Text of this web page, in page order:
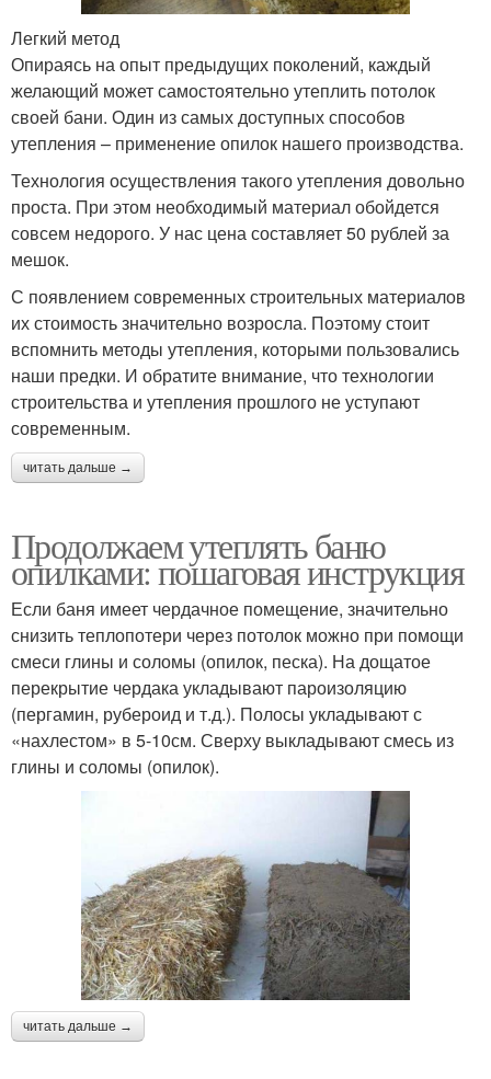
Легкий метод
Опираясь на опыт предыдущих поколений, каждый
желающий может самостоятельно утеплить потолок
своей бани. Один из самых доступных способов
утепления – применение опилок нашего производства.
Технология осуществления такого утепления довольно
проста. При этом необходимый материал обойдется
совсем недорого. У нас цена составляет 50 рублей за
мешок.
С появлением современных строительных материалов
их стоимость значительно возросла. Поэтому стоит
вспомнить методы утепления, которыми пользовались
наши предки. И обратите внимание, что технологии
строительства и утепления прошлого не уступают
современным.
читать дальше →
Продолжаем утеплять баню
опилками: пошаговая инструкция
Если баня имеет чердачное помещение, значительно
снизить теплопотери через потолок можно при помощи
смеси глины и соломы (опилок, песка). На дощатое
перекрытие чердака укладывают пароизоляцию
(пергамин, рубероид и т.д.). Полосы укладывают с
«нахлестом» в 5-10см. Сверху выкладывают смесь из
глины и соломы (опилок).
читать дальше →